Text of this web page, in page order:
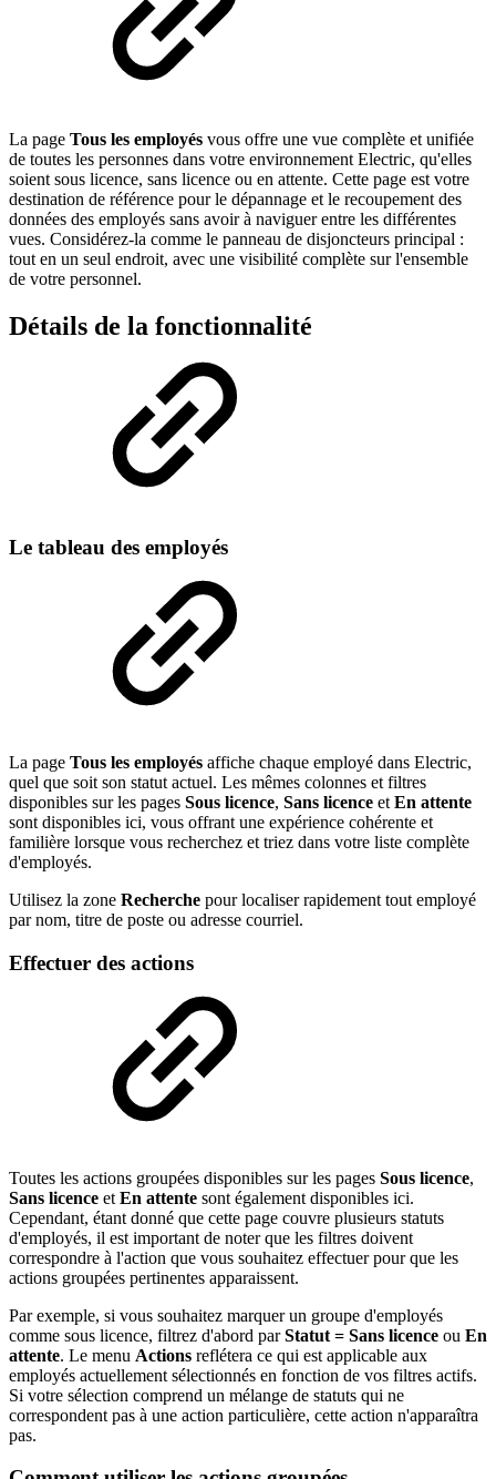
La page Tous les employés vous offre une vue complète et unifiée
de toutes les personnes dans votre environnement Electric, qu'elles
soient sous licence, sans licence ou en attente. Cette page est votre
destination de référence pour le dépannage et le recoupement des
données des employés sans avoir à naviguer entre les différentes
vues. Considérez-la comme le panneau de disjoncteurs principal :
tout en un seul endroit, avec une visibilité complète sur l'ensemble
de votre personnel.
Détails de la fonctionnalité
Le tableau des employés
La page Tous les employés affiche chaque employé dans Electric,
quel que soit son statut actuel. Les mêmes colonnes et filtres
disponibles sur les pages Sous licence, Sans licence et En attente
sont disponibles ici, vous offrant une expérience cohérente et
familière lorsque vous recherchez et triez dans votre liste complète
d'employés.
Utilisez la zone Recherche pour localiser rapidement tout employé
par nom, titre de poste ou adresse courriel.
Effectuer des actions
Toutes les actions groupées disponibles sur les pages Sous licence,
Sans licence et En attente sont également disponibles ici.
Cependant, étant donné que cette page couvre plusieurs statuts
d'employés, il est important de noter que les filtres doivent
correspondre à l'action que vous souhaitez effectuer pour que les
actions groupées pertinentes apparaissent.
Par exemple, si vous souhaitez marquer un groupe d'employés
comme sous licence, filtrez d'abord parStatut = Sans licence ou En
attente. Le menu Actions reflétera ce qui est applicable aux
employés actuellement sélectionnés en fonction de vos filtres actifs.
Si votre sélection comprend un mélange de statuts qui ne
correspondent pas à une action particulière, cette action n'apparaîtra
pas.